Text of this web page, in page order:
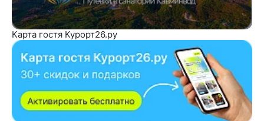
Карта гостя Курорт26.ру